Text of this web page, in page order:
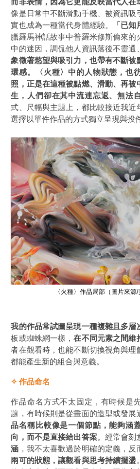
而非表情，因為它更能反映當代人在
像是日常中不斷滑動手機、被資訊吸
實也成為一種當代身體經驗。
「已
臘羅馬神話故事中普羅米修斯偷來的
中的迷因，調侃他人資訊落後不靈通
象徵著慾望與吸引力，也帶有不斷被
環感。〈火種〉中的人物狀態，也
照，正是在這種被點燃、滑動、再被
生，人們卻在其中流連忘返、無法
式、尺幅與主題上，都比較接近我近
選擇以單件作品的方式獨立呈現與投
〈火種〉作品局部（圖片來源/
我的作品常試圖呈現一種複雜且多層
板或蜘蛛網一樣，在不同元素之間維
者在觀看時，也能不斷切換視角與理
都能產生新的組合與意義。
✧作品命名
作品命名方式不太固定，有時候是
題，有時候則是從畫面的造型或發展
品名稱比較像是一個節點，能夠涵
向，而不是直接給出答案。經常會刻
涵 ，我不太喜歡過於明確的定義，反
兩可的狀態，讓觀看與思考持續擺盪